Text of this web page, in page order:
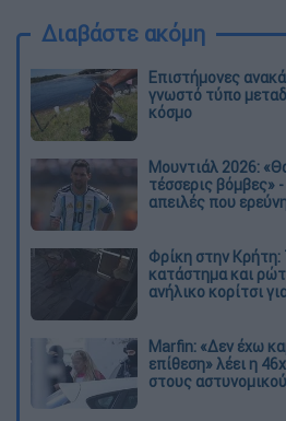
Διαβάστε ακόμη
Επιστήμονες
γνωστό τύπο
κόσμο
Μουντιάλ 2026:
τέσσερις βόμβες»
απειλές που
Φρίκη στην Κρήτη:
κατάστημα και
ανήλικο κορίτσι
Marfin: «Δεν έχω
επίθεση» λέει η
στους